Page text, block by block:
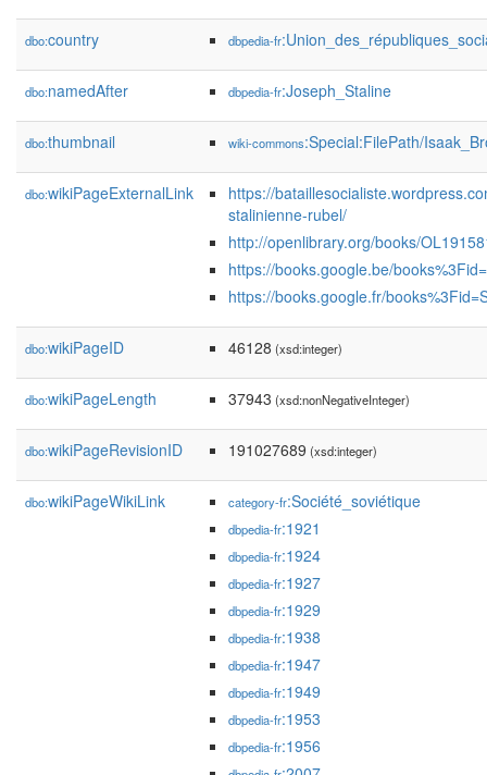
dbo:country dbpedia-fr
dbo:namedAfter dbpedia-fr:Joseph_Staline
dbo:thumbnail wiki-commons:Special:FilePath/
dbo:wikiPageExternalLink
https://
stalinienne-rubel/
http://openlibrary.org/books/
https://books.google.be/
https://books.google.fr/
dbo:wikiPageID 46128 (xsd:integer)
dbo:wikiPageLength 37943 (xsd:nonNegativeInteger)
dbo:wikiPageRevisionID 191027689 (xsd:integer)
dbo:wikiPageWikiLink category-fr:Société_soviétique
dbpedia-fr:1921
dbpedia-fr:1924
dbpedia-fr:1927
dbpedia-fr:1929
dbpedia-fr:1938
dbpedia-fr:1947
dbpedia-fr:1949
dbpedia-fr:1953
dbpedia-fr:1956